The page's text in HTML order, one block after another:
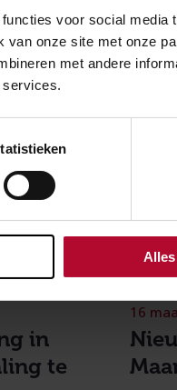
voor social media
van onze site met onze
met andere
in
te
16